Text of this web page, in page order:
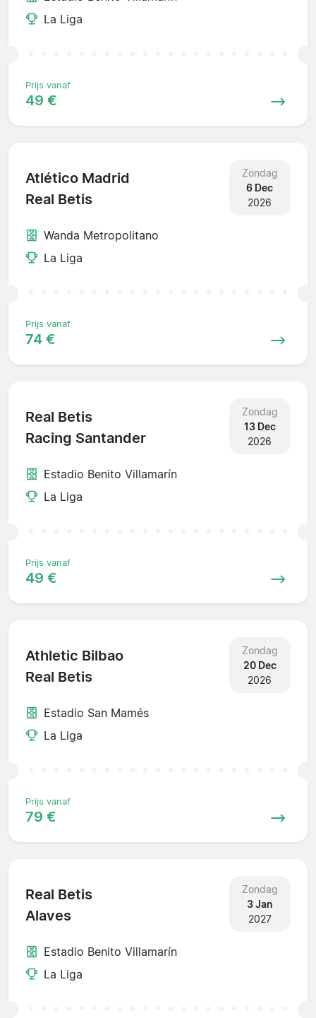
La Liga
Prijs vanaf
49 €
Atlético Madrid
Real Betis
Zondag
6 Dec
2026
Wanda Metropolitano
La Liga
Prijs vanaf
74 €
Real Betis
Racing Santander
Zondag
13 Dec
2026
Estadio Benito Villamarín
La Liga
Prijs vanaf
49 €
Athletic Bilbao
Real Betis
Zondag
20 Dec
2026
Estadio San Mamés
La Liga
Prijs vanaf
79 €
Real Betis
Alaves
Zondag
3 Jan
2027
Estadio Benito Villamarín
La Liga